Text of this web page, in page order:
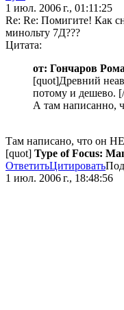
1 июл. 2006 г., 01:11:25
Re: Re: Помигите! Как
минольту 7Д???
Цитата:
от: Гончаров
[quot]Древний
потому и дешево.
А там написанно,
Там написано, что
[quot] Type of Focus:
ОтветитьЦитировать
1 июл. 2006 г., 18:48:56